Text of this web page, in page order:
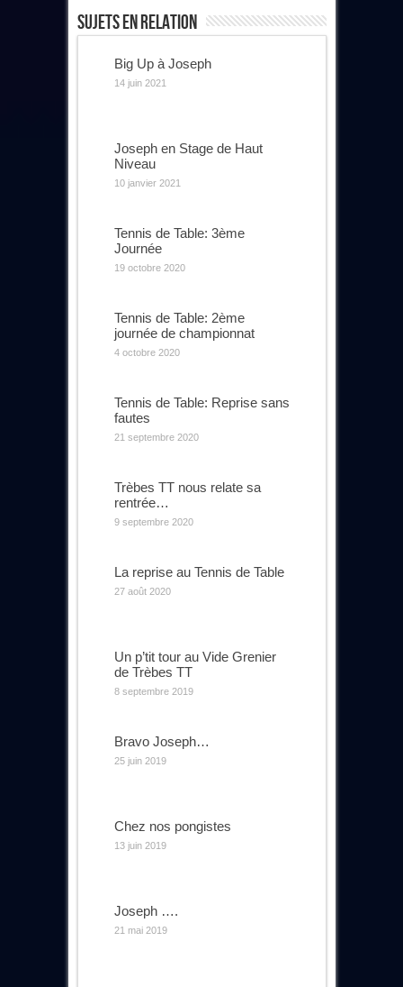
Sujets En Relation
Big Up à Joseph
14 juin 2021
Joseph en Stage de Haut
Niveau
10 janvier 2021
Tennis de Table: 3ème
Journée
19 octobre 2020
Tennis de Table: 2ème
journée de championnat
4 octobre 2020
Tennis de Table: Reprise sans
fautes
21 septembre 2020
Trèbes TT nous relate sa
rentrée…
9 septembre 2020
La reprise au Tennis de Table
27 août 2020
Un p’tit tour au Vide Grenier
de Trèbes TT
8 septembre 2019
Bravo Joseph…
25 juin 2019
Chez nos pongistes
13 juin 2019
Joseph ….
21 mai 2019